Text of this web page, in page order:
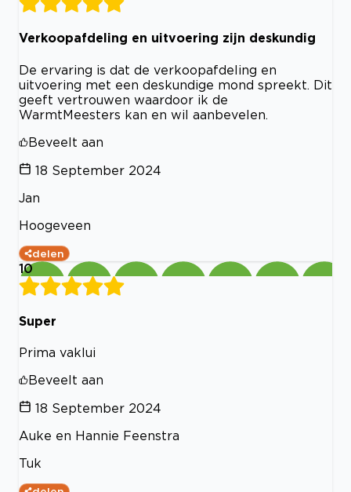
Verkoopafdeling en uitvoering zijn deskundig
De ervaring is dat de verkoopafdeling en
uitvoering met een deskundige mond spreekt. Dit
geeft vertrouwen waardoor ik de
WarmtMeesters kan en wil aanbevelen.
Beveelt aan
18 September 2024
Jan
Hoogeveen
delen
10
Super
Prima vaklui
Beveelt aan
18 September 2024
Auke en Hannie Feenstra
Tuk